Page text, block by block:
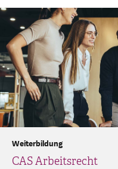
Weiterbildung
CAS Arbeitsrecht